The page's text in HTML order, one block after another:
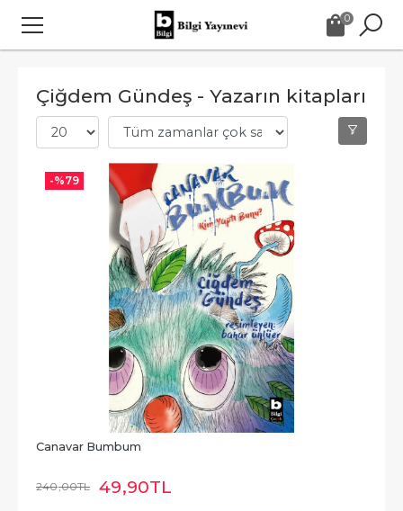
0
Çiğdem Gündeş - Yazarın kitapları
-%79
Canavar Bumbum
240,00TL 49,90TL